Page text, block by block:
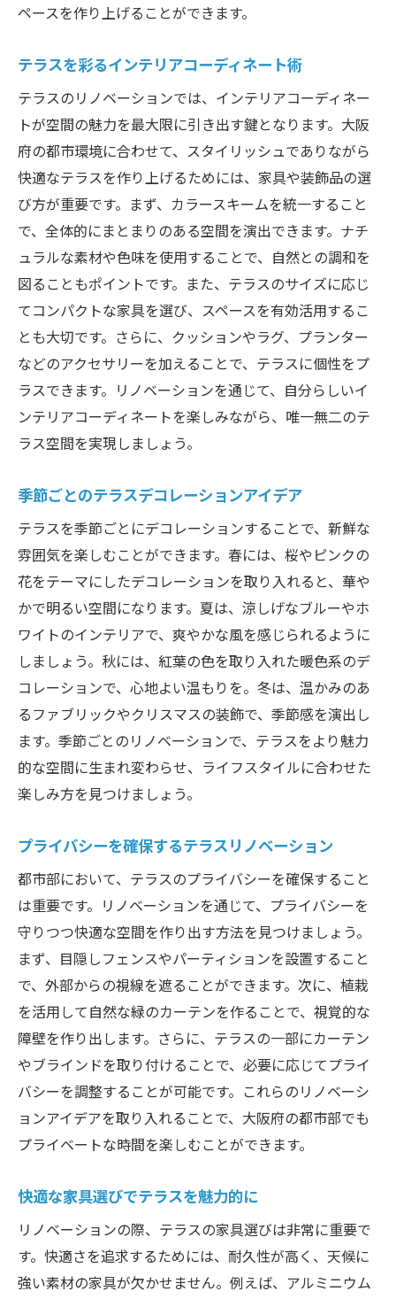
ペースを作り上げることができます。
テラスを彩るインテリアコーディネート術
テラスのリノベーションでは、インテリアコーディネー
トが空間の魅力を最大限に引き出す鍵となります。大阪
府の都市環境に合わせて、スタイリッシュでありながら
快適なテラスを作り上げるためには、家具や装飾品の選
び方が重要です。まず、カラースキームを統一すること
で、全体的にまとまりのある空間を演出できます。ナチ
ュラルな素材や色味を使用することで、自然との調和を
図ることもポイントです。また、テラスのサイズに応じ
てコンパクトな家具を選び、スペースを有効活用するこ
とも大切です。さらに、クッションやラグ、プランター
などのアクセサリーを加えることで、テラスに個性をプ
ラスできます。リノベーションを通じて、自分らしいイ
ンテリアコーディネートを楽しみながら、唯一無二のテ
ラス空間を実現しましょう。
季節ごとのテラスデコレーションアイデア
テラスを季節ごとにデコレーションすることで、新鮮な
雰囲気を楽しむことができます。春には、桜やピンクの
花をテーマにしたデコレーションを取り入れると、華や
かで明るい空間になります。夏は、涼しげなブルーやホ
ワイトのインテリアで、爽やかな風を感じられるように
しましょう。秋には、紅葉の色を取り入れた暖色系のデ
コレーションで、心地よい温もりを。冬は、温かみのあ
るファブリックやクリスマスの装飾で、季節感を演出し
ます。季節ごとのリノベーションで、テラスをより魅力
的な空間に生まれ変わらせ、ライフスタイルに合わせた
楽しみ方を見つけましょう。
プライバシーを確保するテラスリノベーション
都市部において、テラスのプライバシーを確保すること
は重要です。リノベーションを通じて、プライバシーを
守りつつ快適な空間を作り出す方法を見つけましょう。
まず、目隠しフェンスやパーティションを設置すること
で、外部からの視線を遮ることができます。次に、植栽
を活用して自然な緑のカーテンを作ることで、視覚的な
障壁を作り出します。さらに、テラスの一部にカーテン
やブラインドを取り付けることで、必要に応じてプライ
バシーを調整することが可能です。これらのリノベーシ
ョンアイデアを取り入れることで、大阪府の都市部でも
プライベートな時間を楽しむことができます。
快適な家具選びでテラスを魅力的に
リノベーションの際、テラスの家具選びは非常に重要で
す。快適さを追求するためには、耐久性が高く、天候に
強い素材の家具が欠かせません。例えば、アルミニウム